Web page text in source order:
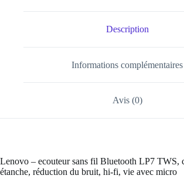
Description
Informations complémentaires
Avis (0)
Lenovo – ecouteur sans fil Bluetooth LP7 TWS,
étanche, réduction du bruit, hi-fi, vie avec micro